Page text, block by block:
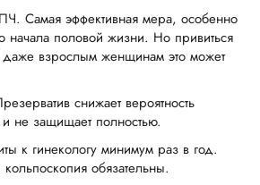
Самая эффективная мера, особенно
начала половой жизни. Но привиться
взрослым женщинам это может
снижает вероятность
не защищает полностью.
к гинекологу минимум раз в год.
обязательны.